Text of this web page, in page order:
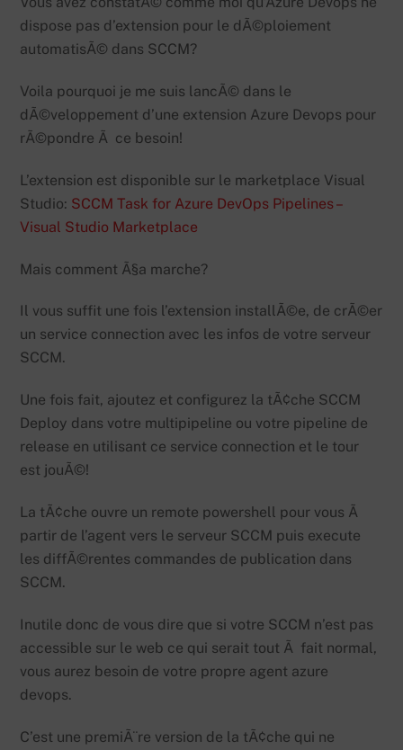
dispose pas d’extension pour le dÃ©ploiement
automatisÃ© dans SCCM?
Voila pourquoi je me suis lancÃ© dans le
dÃ©veloppement d’une extension Azure Devops pour
rÃ©pondre Ã ce besoin!
L’extension est disponible sur le marketplace Visual
Studio: SCCM Task for Azure DevOps Pipelines –
Visual Studio Marketplace
Mais comment Ã§a marche?
Il vous suffit une fois l’extension installÃ©e, de crÃ©er
un service connection avec les infos de votre serveur
SCCM.
Une fois fait, ajoutez et configurez la tÃ¢che SCCM
Deploy dans votre multipipeline ou votre pipeline de
release en utilisant ce service connection et le tour
est jouÃ©!
La tÃ¢che ouvre un remote powershell pour vous Ã
partir de l’agent vers le serveur SCCM puis execute
les diffÃ©rentes commandes de publication dans
SCCM.
Inutile donc de vous dire que si votre SCCM n’est pas
accessible sur le web ce qui serait tout Ã fait normal,
vous aurez besoin de votre propre agent azure
devops.
C’est une premiÃ¨re version de la tÃ¢che qui ne